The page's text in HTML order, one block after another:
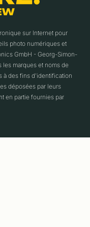
sur Internet pour
photo numériques et
GmbH - Georg-Simon-
les marques et noms de
à des fins d'identification
déposées par leurs
en partie fournies par